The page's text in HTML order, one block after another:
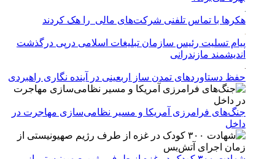
هکرها با تماس تلفنی شرکت‌های مالی را هک کردند
پیام تسلیت رئیس سازمان تبلیغات اسلامی درپی درگذشت
اندیشمند مازندرانی
حفظ دستاوردهای تمدن ساز اربعینی در آینده نگاری راهبردی
جنگ‌های فرامرزی آمریکا و مسیر نظامی‌سازی مهاجرت در
داخل